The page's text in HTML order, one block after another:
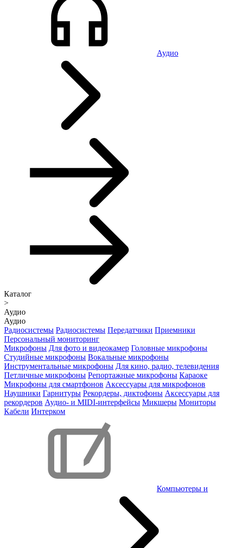
Аудио
Каталог
>
Аудио
Аудио
Радиосистемы Радиосистемы Передатчики Приемники
Персональный мониторинг
Микрофоны Для фото и видеокамер Головные микрофоны
Студийные микрофоны Вокальные микрофоны
Инструментальные микрофоны Для кино, радио, телевидения
Петличные микрофоны Репортажные микрофоны Караоке
Микрофоны для смартфонов Аксессуары для микрофонов
Наушники Гарнитуры Рекордеры, диктофоны Аксессуары для
рекордеров Аудио- и MIDI-интерфейсы Микшеры Мониторы
Кабели Интерком
Компьютеры и